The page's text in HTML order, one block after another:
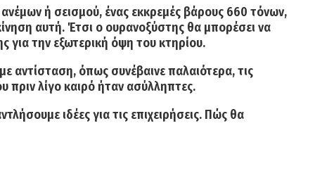
ανέμων ή σεισμού, ένας εκκρεμές βάρους 660 τόνων,
αυτή. Έτσι ο ουρανοξύστης θα μπορέσει να
την εξωτερική όψη του κτηρίου.
αντίσταση, όπως συνέβαινε παλαιότερα, τις
πριν λίγο καιρό ήταν ασύλληπτες.
ιδέες για τις επιχειρήσεις. Πώς θα